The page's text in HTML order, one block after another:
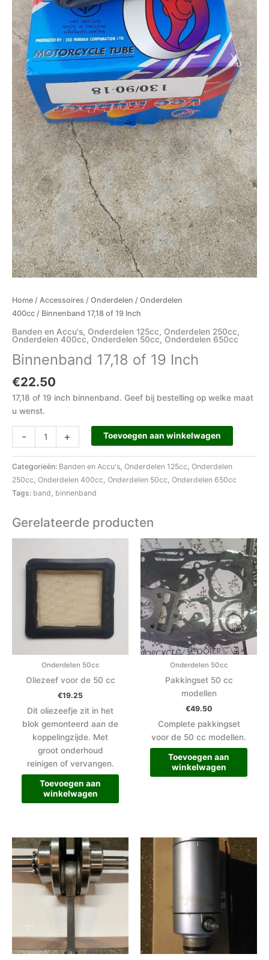
Home / Accessoires / Onderdelen / Onderdelen
400cc / Binnenband 17,18 of 19 Inch
Banden en Accu's, Onderdelen 125cc, Onderdelen 250cc,
Onderdelen 400cc, Onderdelen 50cc, Onderdelen 650cc
Binnenband 17,18 of 19 Inch
€22.50
17,18 of 19 inch binnenband. Geef bij bestelling op welke maat
u wenst.
- + Toevoegen aan winkelwagen
Categorieën: Banden en Accu's Onderdelen 125cc Onderdelen
250cc Onderdelen 400cc Onderdelen 50cc Onderdelen 650cc
Tags: band binnenband
Gerelateerde producten
Onderdelen 50cc
Oliezeef voor de 50 cc
€19.25
Dit oliezeefje zit in het
blok gemonteerd aan de
koppelingzijde. Met
groot onderhoud
reinigen of vervangen.
Toevoegen aan
winkelwagen
Onderdelen 50cc
Pakkingset 50 cc
modellen
€49.50
Complete pakkingset
voor de 50 cc modellen.
Toevoegen aan
winkelwagen